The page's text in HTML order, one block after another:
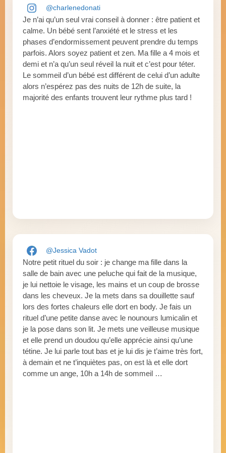
@charlenedonati
Je n’ai qu’un seul vrai conseil à donner : être patient et
calme. Un bébé sent l’anxiété et le stress et les
phases d’endormissement peuvent prendre du temps
parfois. Alors soyez patient et zen. Ma fille a 4 mois et
demi et n’a qu’un seul réveil la nuit et c’est pour téter.
Le sommeil d’un bébé est différent de celui d’un adulte
alors n’espérez pas des nuits de 12h de suite, la
majorité des enfants trouvent leur rythme plus tard !
@Jessica Vadot
Notre petit rituel du soir : je change ma fille dans la
salle de bain avec une peluche qui fait de la musique,
je lui nettoie le visage, les mains et un coup de brosse
dans les cheveux. Je la mets dans sa douillette sauf
lors des fortes chaleurs elle dort en body. Je fais un
rituel d’une petite danse avec le nounours lumicalin et
je la pose dans son lit. Je mets une veilleuse musique
et elle prend un doudou qu’elle apprécie ainsi qu’une
tétine. Je lui parle tout bas et je lui dis je t’aime très fort,
à demain et ne t’inquiètes pas, on est là et elle dort
comme un ange, 10h a 14h de sommeil …